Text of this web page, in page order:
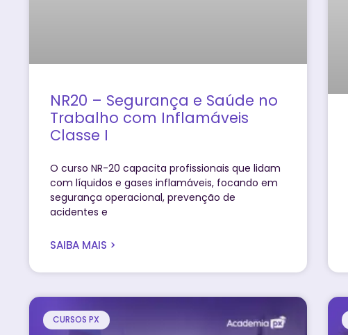
NR20 – Segurança e Saúde no
Trabalho com Inflamáveis
Classe I
O curso NR-20 capacita profissionais que lidam
com líquidos e gases inflamáveis, focando em
segurança operacional, prevenção de
acidentes e
SAIBA MAIS >
CURSOS PX